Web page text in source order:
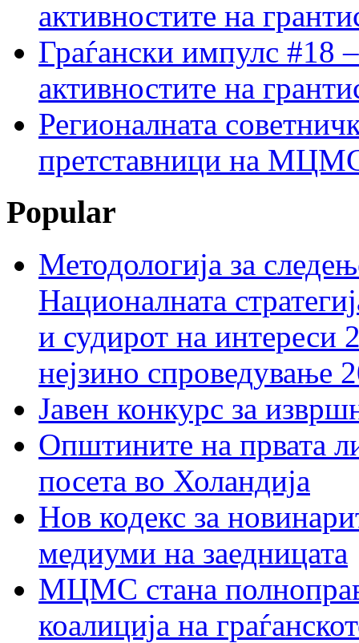
активностите на
Граѓански импулс #18
активностите на
Регионалната
претставници на МЦМС
Popular
Методологија за
Националната
и судирот на интереси
нејзино спроведување
Јавен конкурс за
Општините на првата
посета во Холандија
Нов кодекс за
медиуми на заедницата
МЦМС стана
коалиција на